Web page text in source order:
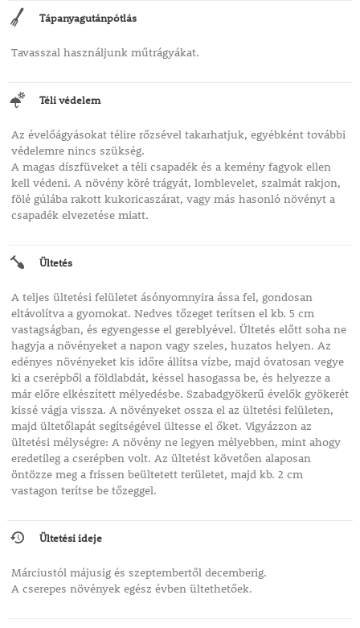
Tápanyagutánpótlás
Tavasszal használjunk műtrágyákat.
Téli védelem
Az évelőágyásokat télire rőzsével takarhatjuk, egyébként további
védelemre nincs szükség.
A magas díszfüveket a téli csapadék és a kemény fagyok ellen
kell védeni. A növény köré trágyát, lomblevelet, szalmát rakjon,
fölé gúlába rakott kukoricaszárat, vagy más hasonló növényt a
csapadék elvezetése miatt.
Ültetés
A teljes ültetési felületet ásónyomnyira ássa fel, gondosan
eltávolítva a gyomokat. Nedves tőzeget terítsen el kb. 5 cm
vastagságban, és egyengesse el gereblyével. Ültetés előtt soha ne
hagyja a növényeket a napon vagy szeles, huzatos helyen. Az
edényes növényeket kis időre állítsa vízbe, majd óvatosan vegye
ki a cserépből a földlabdát, késsel hasogassa be, és helyezze a
már előre elkészített mélyedésbe. Szabadgyökerű évelők gyökerét
kissé vágja vissza. A növényeket ossza el az ültetési felületen,
majd ültetőlapát segítségével ültesse el őket. Vigyázzon az
ültetési mélységre: A növény ne legyen mélyebben, mint ahogy
eredetileg a cserépben volt. Az ültetést követően alaposan
öntözze meg a frissen beültetett területet, majd kb. 2 cm
vastagon terítse be tőzeggel.
Ültetési ideje
Márciustól májusig és szeptembertől decemberig.
A cserepes növények egész évben ültethetőek.